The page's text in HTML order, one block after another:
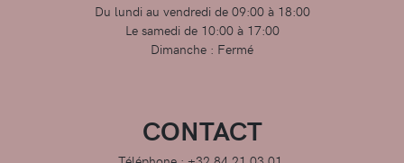
Du lundi au vendredi de 09:00 à 18:00
Le samedi de 10:00 à 17:00
Dimanche : Fermé
CONTACT